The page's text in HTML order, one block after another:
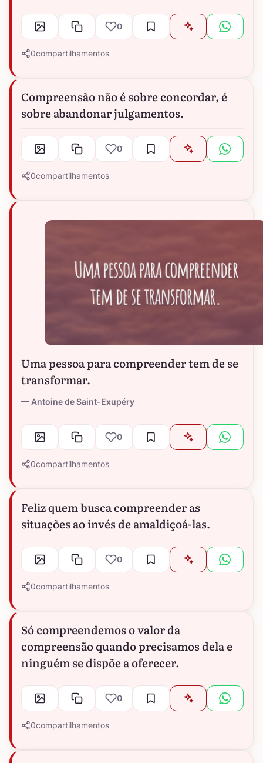
0
0compartilhamentos
Compreensão não é sobre concordar, é
sobre abandonar julgamentos.
0
0compartilhamentos
Uma pessoa para compreender tem de se
transformar.
Antoine de Saint-Exupéry
0
0compartilhamentos
Feliz quem busca compreender as
situações ao invés de amaldiçoá-las.
0
0compartilhamentos
Só compreendemos o valor da
compreensão quando precisamos dela e
ninguém se dispõe a oferecer.
0
0compartilhamentos